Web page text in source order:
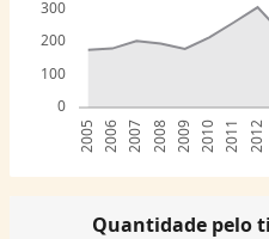
0
100
200
300
2005 2006 2007 2008 2009 2010 2011 2012
Quantidade pelo